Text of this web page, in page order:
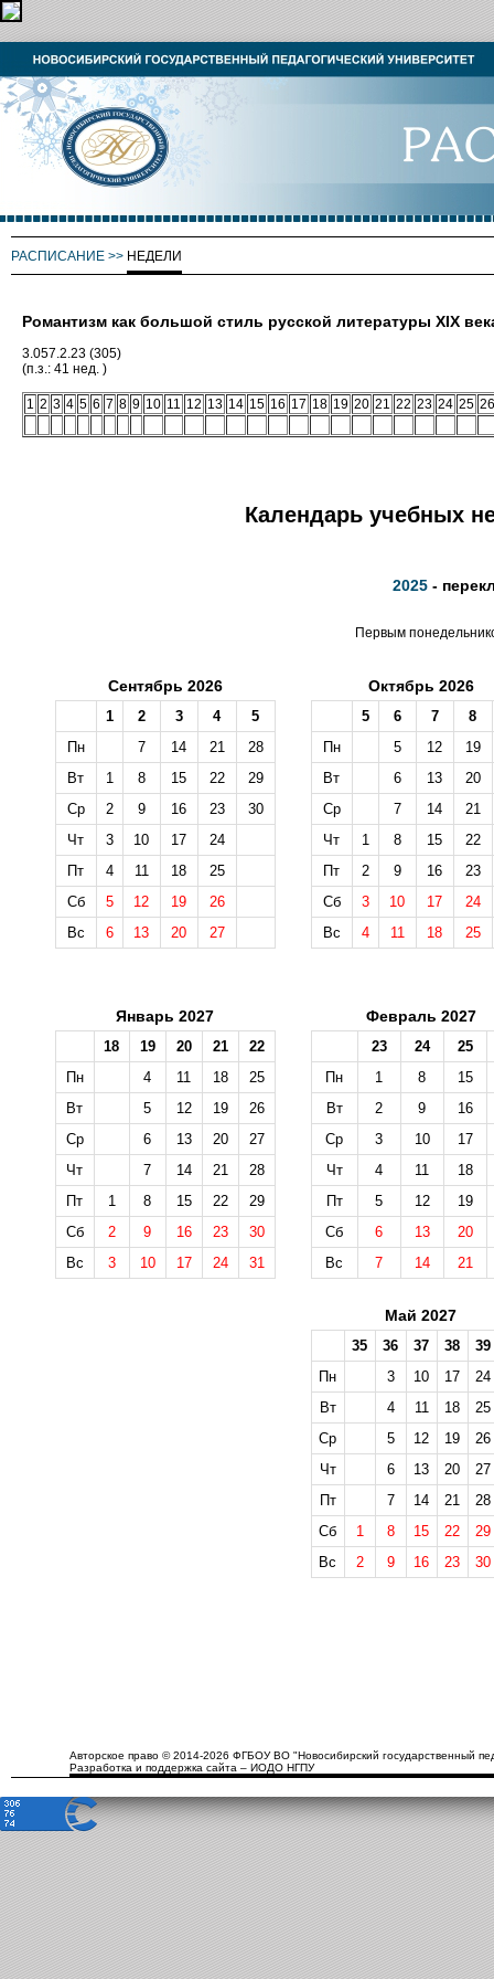
РАСПИСАНИЕ >> НЕДЕЛИ
Романтизм как большой стиль русской литературы XIX
3.057.2.23 (305)
(п.з.: 41 нед. )
1 2 3 4 5 6 7 8 9 10 11 12 13 14 15 16 17 18 19 20 21 22 23 24 25 26
Календарь учебных
2025 -
Первым
Сентябрь 2026
1 2 3 4
5
Пн
7 14 21
28
Вт
1 8 15 22
29
Ср
2 9 16 23
30
Чт
3 10 17
24
Пт
4 11 18
25
Сб
5 12 19
26
Вс
6 13 20 27
Октябрь 2026
5 6 7
8
Пн
5 12
19
Вт
6 13
20
Ср
7 14
21
Чт
1 8 15
22
Пт
2 9 16
23
Сб
3 10 17
24
Вс
4 11 18 25
Январь 2027
18 19 20 21
22
Пн
4 11 18
25
Вт
5 12 19
26
Ср
6 13 20
27
Чт
7 14 21
28
Пт
1 8 15 22
29
Сб
2 9 16 23
30
Вс
3 10 17 24 31
Февраль 2027
23 24
25
Пн
1 8
15
Вт
2 9
16
Ср
3 10
17
Чт
4 11
18
Пт
5 12
19
Сб
6 13
20
Вс
7 14 21
Май 2027
35 36 37 38
39
Пн
3 10 17
24
Вт
4 11 18
25
Ср
5 12 19
26
Чт
6 13 20
27
Пт
7 14 21
28
Сб
1 8 15 22
29
Вс
2 9 16 23 30
Авторское право © 2014-2026 ФГБОУ ВО "Новосибирский государственный
Разработка и поддержка сайта – ИОДО НГПУ